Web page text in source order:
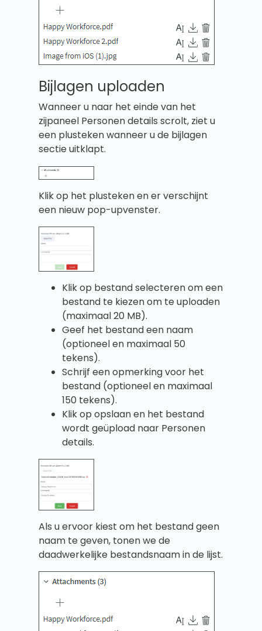
Bijlagen uploaden
Wanneer u naar het einde van het
zijpaneel Personen details scrolt, ziet u
een plusteken wanneer u de bijlagen
sectie uitklapt.
Klik op het plusteken en er verschijnt
een nieuw pop-upvenster.
Klik op bestand selecteren om een
bestand te kiezen om te uploaden
(maximaal 20 MB).
Geef het bestand een naam
(optioneel en maximaal 50
tekens).
Schrijf een opmerking voor het
bestand (optioneel en maximaal
150 tekens).
Klik op opslaan en het bestand
wordt geüpload naar Personen
details.
Als u ervoor kiest om het bestand geen
naam te geven, tonen we de
daadwerkelijke bestandsnaam in de lijst.